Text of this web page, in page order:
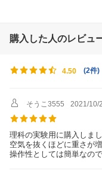
購入した人のレビュ
4.50 (2件)
そうこ3555 2021/10/
理科の実験用に購入しまし
空気を抜くほどに重さが
操作性としては簡単なの